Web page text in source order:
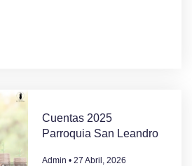
Cuentas 2025
Parroquia San Leandro
Admin 27 Abril, 2026